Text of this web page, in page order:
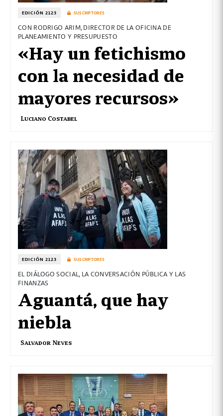
EDICIÓN 2123 SUSCRIPTORES
CON RODRIGO ARIM, DIRECTOR DE LA OFICINA DE
PLANEAMIENTO Y PRESUPUESTO
«Hay un fetichismo
con la necesidad de
mayores recursos»
Luciano Costabel
EDICIÓN 2123 SUSCRIPTORES
EL DIÁLOGO SOCIAL, LA CONVERSACIÓN PÚBLICA Y LAS
FINANZAS
Aguantá, que hay
niebla
Salvador Neves